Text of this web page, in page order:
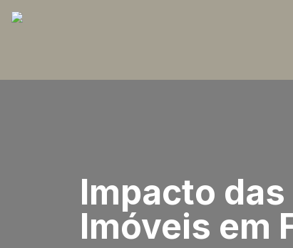
Impacto
Imóveis em